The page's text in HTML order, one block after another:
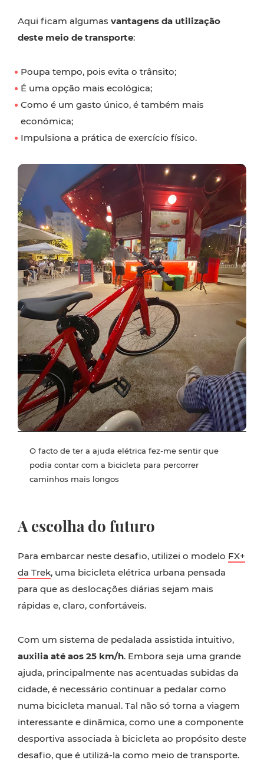
Aqui ficam algumas vantagens da utilização
deste meio de transporte:
Poupa tempo, pois evita o trânsito;
É uma opção mais ecológica;
Como é um gasto único, é também mais
económica;
Impulsiona a prática de exercício físico.
O facto de ter a ajuda elétrica fez-me sentir que
podia contar com a bicicleta para percorrer
caminhos mais longos
A escolha do futuro
Para embarcar neste desafio, utilizei o modelo FX+
da Trek, uma bicicleta elétrica urbana pensada
para que as deslocações diárias sejam mais
rápidas e, claro, confortáveis.
Com um sistema de pedalada assistida intuitivo,
auxilia até aos 25 km/h. Embora seja uma grande
ajuda, principalmente nas acentuadas subidas da
cidade, é necessário continuar a pedalar como
numa bicicleta manual. Tal não só torna a viagem
interessante e dinâmica, como une a componente
desportiva associada à bicicleta ao propósito deste
desafio, que é utilizá-la como meio de transporte.